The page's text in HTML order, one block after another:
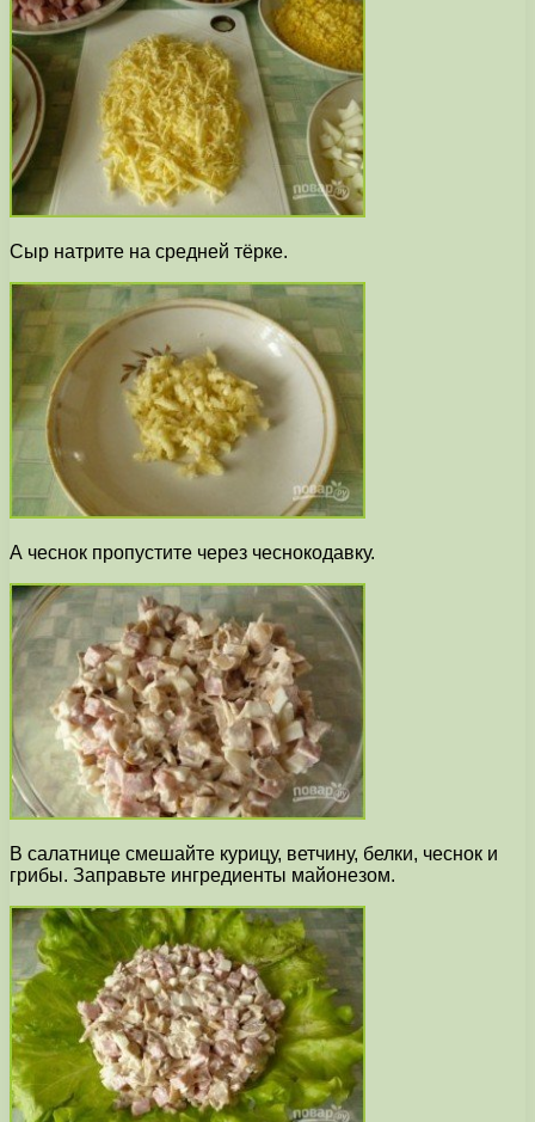
Сыр натрите на средней тёрке.
А чеснок пропустите через чеснокодавку.
В салатнице смешайте курицу, ветчину, белки, чеснок и
грибы. Заправьте ингредиенты майонезом.